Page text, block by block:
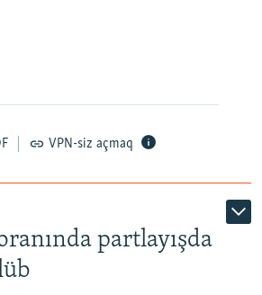
VPN-siz açmaq
partlayışda